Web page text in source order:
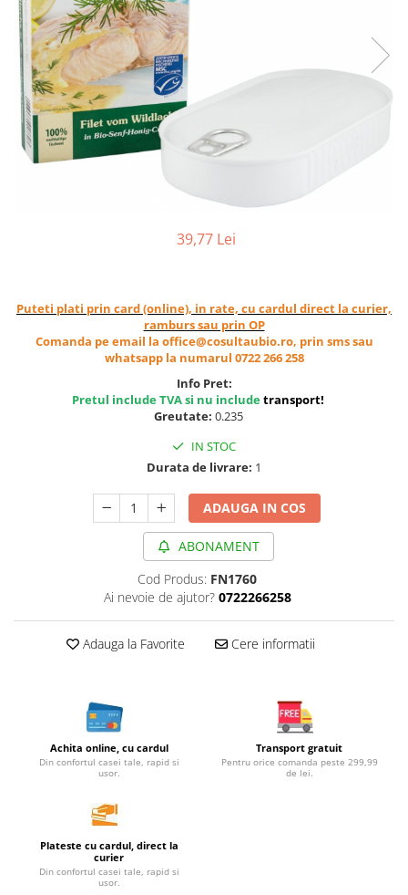
Ceai vrac
Ceaiuri diverse si accesorii
Bauturi
Apa
Sucuri
Vinuri, bere si alte bauturi
Siropuri naturale
Seminte din plante oleaginoase
Superalimente bio
Fructe si legume Bio
Alimente de baza
Cereale, fulgi din cereale, mic
Orez, Faina si Premixuri
Pudre si prafuri
Conserve, Pateuri, creme
Leguminoase si seminte
Fermenti si gelifianti
Produse din soia
Produse care inlocuiesc carnea
Unt, alternativa unt
39,77 Lei
Puteti plati prin card (online), in rate, cu cardul direct la curier,
ramburs sau prin OP
Comanda pe email la office@cosultaubio.ro, prin sms sau
whatsapp la numarul 0722 266 258
Info Pret:
Pretul include TVA si nu includetransport!
Greutate: 0.235
IN STOC
Durata de livrare: 1
ADAUGA IN COS
ABONAMENT
Cod Produs: FN1760
Ai nevoie de ajutor? 0722266258
Adauga la Favorite Cere informatii
Achita online, cu cardul
Din confortul casei tale, rapid si
usor.
Transport gratuit
Pentru orice comanda peste 299,99
de lei.
Plateste cu cardul, direct la
curier
Din confortul casei tale, rapid si
usor.